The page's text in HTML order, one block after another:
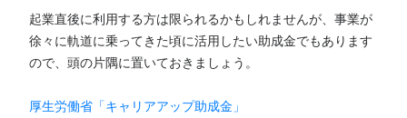
起業直後に利用する方は限られるかもしれませんが、事業が
徐々に軌道に乗ってきた頃に活用したい助成金でもあります
ので、頭の片隅に置いておきましょう。
厚生労働省「キャリアアップ助成金」